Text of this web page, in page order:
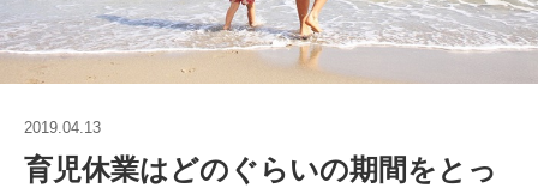
2019.04.13
育児休業はどのぐらいの期間をとっ